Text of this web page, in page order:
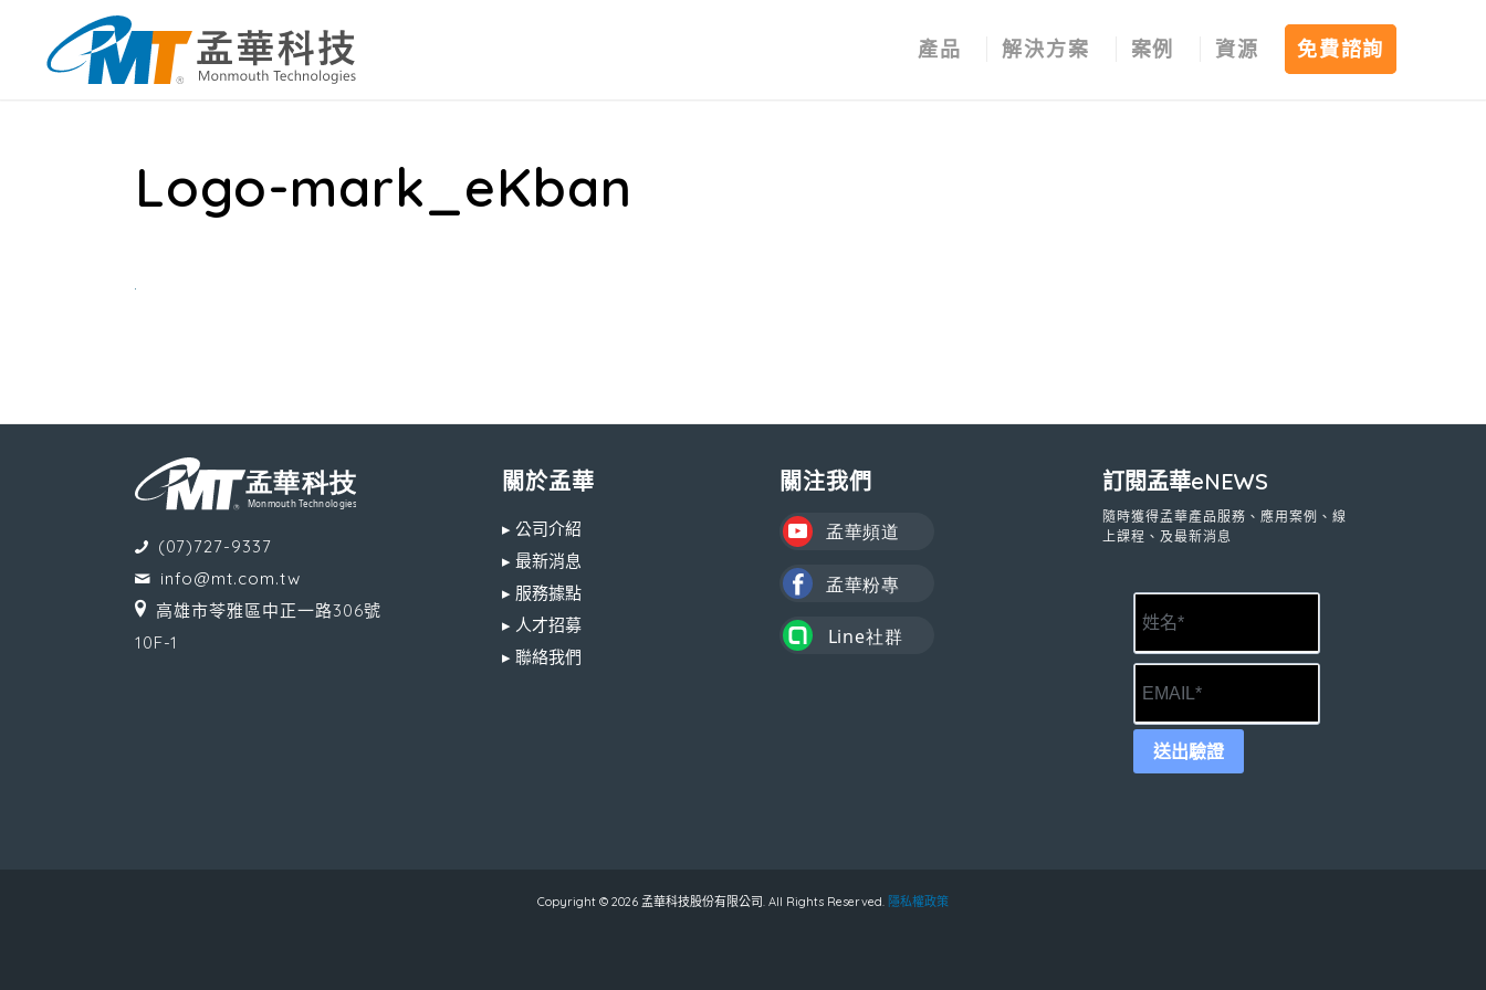
產品 解決方案 案例 資源 免費諮詢
Logo-mark_eKban
(07)727-9337
info@mt.com.tw
高雄市苓雅區中正一路306號
10F-1
關於孟華
▸ 公司介紹
▸ 最新消息
▸ 服務據點
▸ 人才招募
▸ 聯絡我們
關注我們 訂閱孟華eNEWS
隨時獲得孟華產品服務、應用案例、線
上課程、及最新消息
送出驗證
Copyright © 2026 孟華科技股份有限公司. All Rights Reserved. 隱私權政策